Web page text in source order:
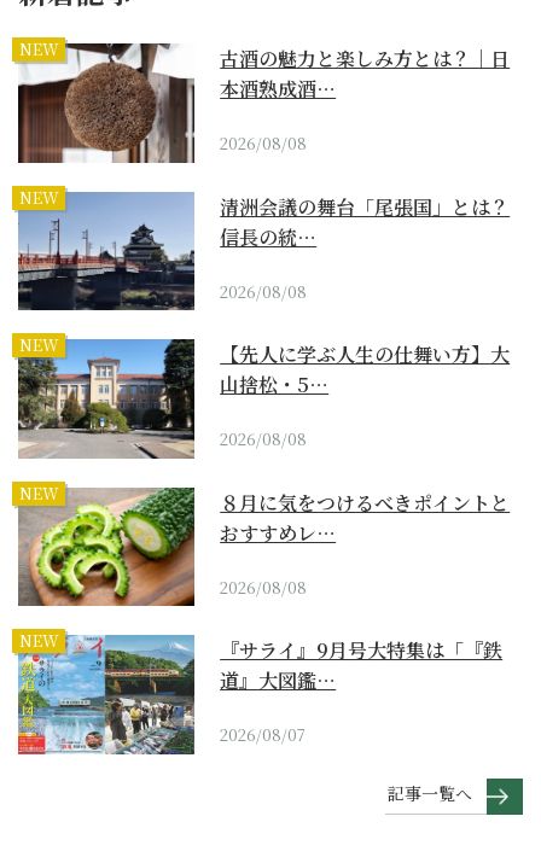
NEW
古酒の魅力と楽しみ方とは？｜日
本酒熟成酒…
2026/08/08
NEW
清洲会議の舞台「尾張国」とは？
信長の統…
2026/08/08
NEW
【先人に学ぶ人生の仕舞い方】大
山捨松・5…
2026/08/08
NEW
８月に気をつけるべきポイントと
おすすめレ…
2026/08/08
NEW
『サライ』9月号大特集は「『鉄
道』大図鑑…
2026/08/07
記事一覧へ